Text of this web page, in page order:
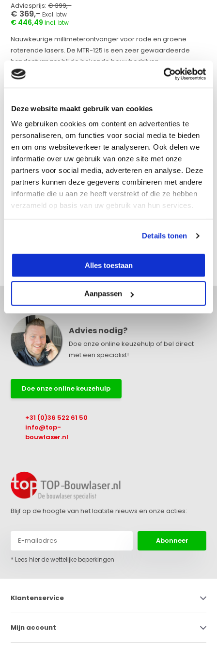
Deze website maakt gebruik van cookies
We gebruiken cookies om content en advertenties te
personaliseren, om functies voor social media te bieden
en om ons websiteverkeer te analyseren. Ook delen we
informatie over uw gebruik van onze site met onze
partners voor social media, adverteren en analyse. Deze
partners kunnen deze gegevens combineren met andere
informatie die u aan ze heeft verstrekt of die ze hebben
verzameld op basis van uw gebruik van hun services.
Details tonen
Alles toestaan
Aanpassen
Adviesprijs:€ 399,-
€ 369,-Excl. btw
€ 446,49Incl. btw
Nauwkeurige millimeterontvanger voor rode en groene
roterende lasers. De MTR-125 is een zeer gewaardeerde
handontvanger bij de bekende bouwbedrijven....
werkdagen voor 17:00 uur besteld = Zelfde dag
verzonden
Vergelijk
Productomschrijving
Specificaties
Advies nodig?
Doe onze online keuzehulp of bel direct
met een specialist!
Doe onze online keuzehulp
+31 (0)36 522 61 50
info@top-
bouwlaser.nl
Blijf op de hoogte van het laatste nieuws en onze acties:
Abonneer
* Lees hier de wettelijke beperkingen
Klantenservice
Mijn account